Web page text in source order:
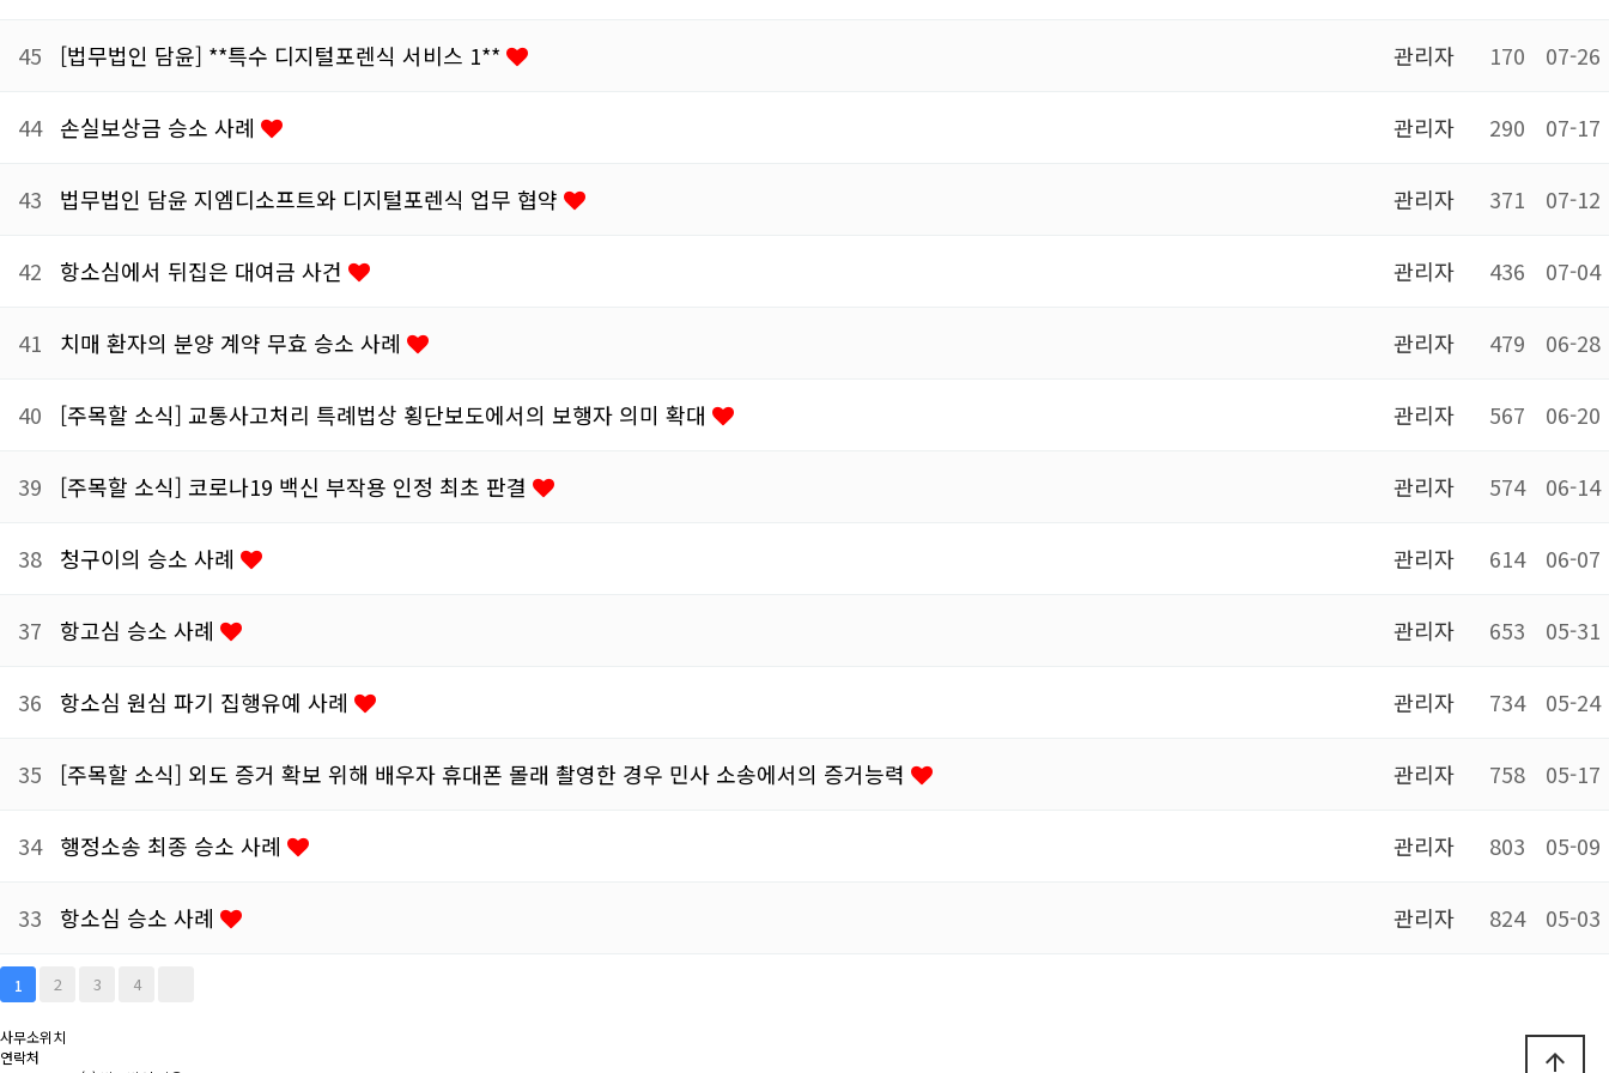
45 [법무법인 담윤] **특수 디지털포렌식 서비스 1** 관리자 170 07-26
44 손실보상금 승소 사례 관리자 290 07-17
43 법무법인 담윤 지엠디소프트와 디지털포렌식 업무 협약 관리자 371 07-12
42 항소심에서 뒤집은 대여금 사건 관리자 436 07-04
41 치매 환자의 분양 계약 무효 승소 사례 관리자 479 06-28
40 [주목할 소식] 교통사고처리 특례법상 횡단보도에서의 보행자 의미 확대 관리자 567 06-20
39 [주목할 소식] 코로나19 백신 부작용 인정 최초 판결 관리자 574 06-14
38 청구이의 승소 사례 관리자 614 06-07
37 항고심 승소 사례 관리자 653 05-31
36 항소심 원심 파기 집행유예 사례 관리자 734 05-24
35 [주목할 소식] 외도 증거 확보 위해 배우자 휴대폰 몰래 촬영한 경우 민사 소송에서의 증거능력 관리자 758 05-17
34 행정소송 최종 승소 사례 관리자 803 05-09
33 항소심 승소 사례 관리자 824 05-03
1 2 3 4
사무소위치
연락처
arrow_upward